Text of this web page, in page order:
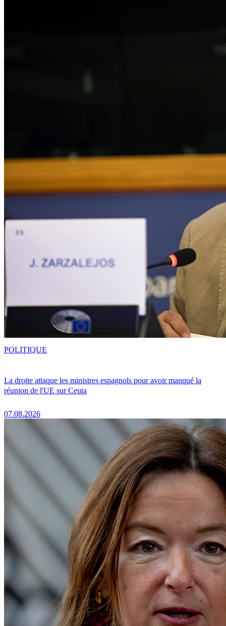
La droite attaque les ministres espagnols pour avoir manqué la
réunion de l'UE sur Ceuta
07.08.2026
POLITIQUE